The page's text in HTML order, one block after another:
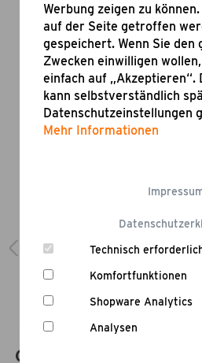
Werbung zeigen zu
auf der Seite getroffen
gespeichert. Wenn Sie den
Zwecken einwilligen
einfach auf „Akzeptieren“.
kann selbstverständlich
Datenschutzeinstellungen
Mehr Informationen
Technisch
Komfortfunktionen
Shopware Analytics
Analysen